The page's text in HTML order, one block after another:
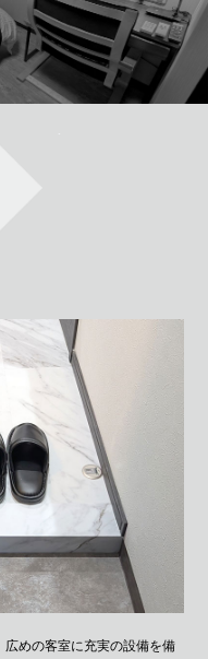
広めの客室に充実の設備を備